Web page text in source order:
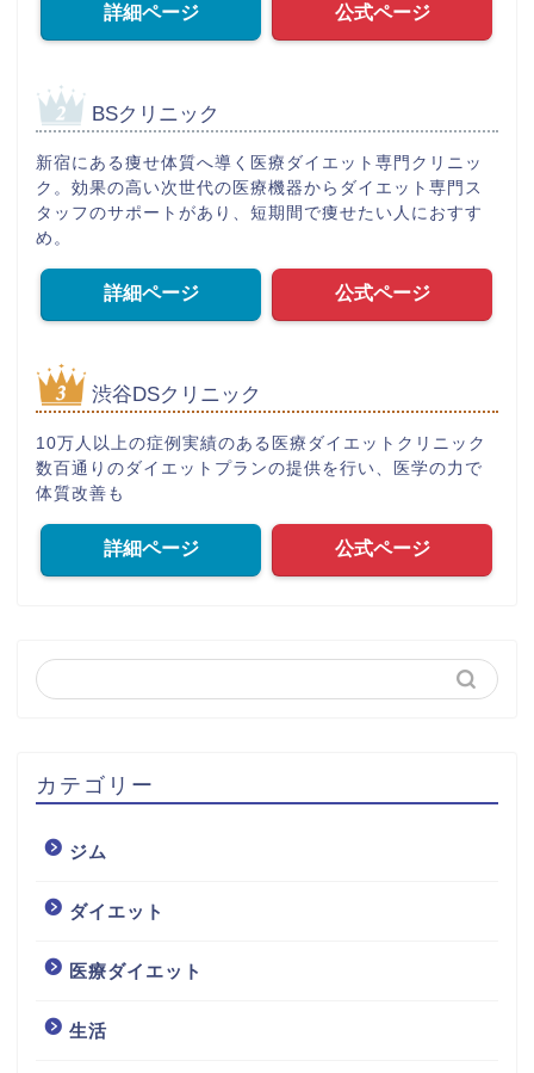
詳細ページ 公式ページ
BSクリニック
新宿にある痩せ体質へ導く医療ダイエット専門クリニッ
ク。効果の高い次世代の医療機器からダイエット専門ス
タッフのサポートがあり、短期間で痩せたい人におすす
め。
詳細ページ 公式ページ
渋谷DSクリニック
10万人以上の症例実績のある医療ダイエットクリニック
数百通りのダイエットプランの提供を行い、医学の力で
体質改善も
詳細ページ 公式ページ
カテゴリー
ジム
ダイエット
医療ダイエット
生活